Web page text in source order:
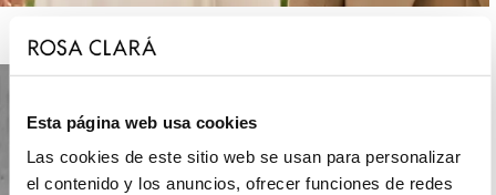
Esta página web usa cookies
Las cookies de este sitio web se usan para personalizar
el contenido y los anuncios, ofrecer funciones de redes